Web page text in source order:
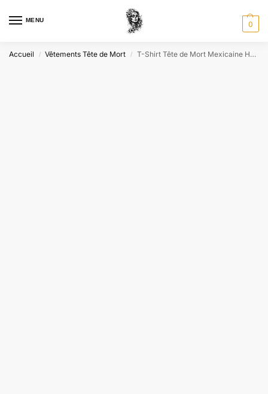
MENU 0
Accueil / Vêtements Tête de Mort / T-Shirt Tête de Mort Mexicaine Homme